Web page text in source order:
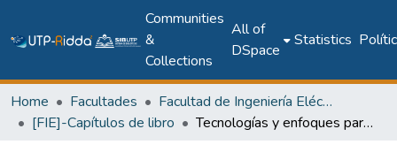
Communities
&
Collections
All of
DSpace
Statistics
Home Facultades
Facultad de Ingeniería Eléctrica
[FIE]-Capítulos de libro
Tecnologías y enfoques para el aprovechamiento de la energía regenerativa en el transporte ferroviario: Una revisión sistemática